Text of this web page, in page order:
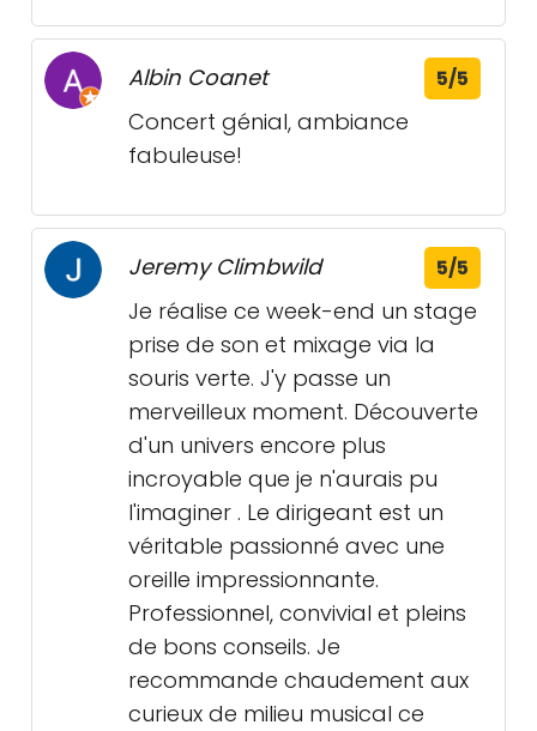
Albin Coanet 5/5
Concert génial, ambiance
fabuleuse!
Jeremy Climbwild 5/5
Je réalise ce week-end un stage
prise de son et mixage via la
souris verte. J'y passe un
merveilleux moment. Découverte
d'un univers encore plus
incroyable que je n'aurais pu
l'imaginer . Le dirigeant est un
véritable passionné avec une
oreille impressionnante.
Professionnel, convivial et pleins
de bons conseils. Je
recommande chaudement aux
curieux de milieu musical ce